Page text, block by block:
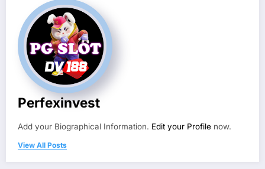
Perfexinvest
Add your Biographical Information. Edit your Profile now.
View All Posts